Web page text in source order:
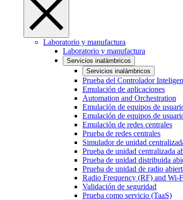
Laboratorio y manufactura
Laboratorio y manufactura
Servicios inalámbricos
Servicios inalámbricos
Prueba del Controlador
Emulación de aplicaciones
Automation and Orchestration
Emulación de equipos de
Emulación de equipos de
Emulación de redes centrales
Prueba de redes centrales
Simulador de unidad
Prueba de unidad centralizada
Prueba de unidad distribuida
Prueba de unidad de radio
Radio Frequency (RF) and Wi-
Validación de seguridad
Prueba como servicio (TaaS)